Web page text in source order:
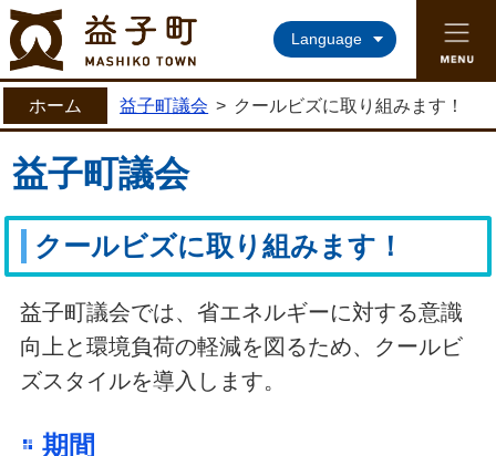
益子町ホームページ
Language
ホーム 益子町議会 > クールビズに取り組みます！
益子町議会
クールビズに取り組みます！
益子町議会では、省エネルギーに対する意識
向上と環境負荷の軽減を図るため、クールビ
ズスタイルを導入します。
期間